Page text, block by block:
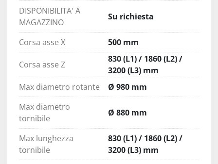
DISPONIBILITA' A
MAGAZZINO
Su richiesta
Corsa asse X 500 mm
Corsa asse Z
830 (L1) / 1860 (L2) /
3200 (L3) mm
Max diametro rotante
Ø 980 mm
Max diametro
tornibile
Ø 880 mm
Max lunghezza
tornibile
830 (L1) / 1860 (L2) /
3200 (L3) mm